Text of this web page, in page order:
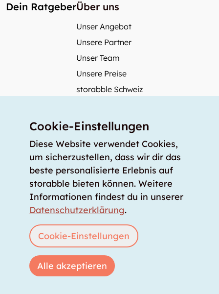
Dein RatgeberÜber uns
Unser Angebot
Unsere Partner
Unser Team
Unsere Preise
storabble Schweiz
Mehr über storabble
Medienbeiträge
Wie gross muss ein Lagerraum sein?
Was kostet ein Lagerraum?
Für Lageranbieter
Anmelden Lagerraum inserieren
Copyright © 2026 storabble|Datenschutzerklärung
Cookie-Einstellungen
Diese Website verwendet Cookies,
um sicherzustellen, dass wir dir das
beste personalisierte Erlebnis auf
storabble bieten können. Weitere
Informationen findest du in unserer
Datenschutzerklärung.
Cookie-Einstellungen
Alle akzeptieren